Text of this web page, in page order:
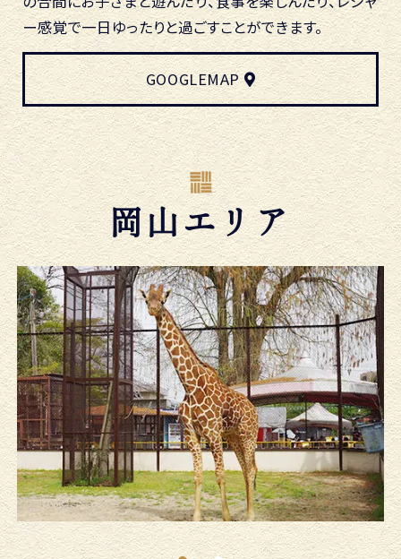
ー感覚で一日ゆったりと過ごすことができます。
GOOGLEMAP
岡山エリア
池田動物園